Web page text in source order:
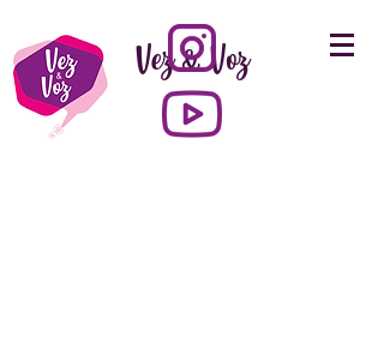
Vez & Voz